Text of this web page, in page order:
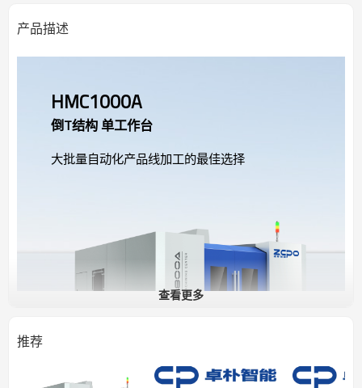
产品描述
HMC1000A
倒T结构 单工作台
大批量自动化产品线加工的最佳选择
查看更多
推荐